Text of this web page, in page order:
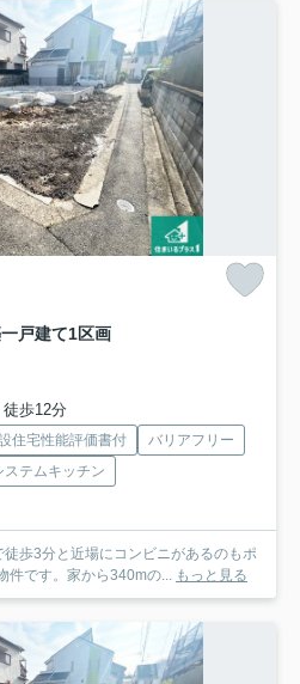
戸建て1区画
歩12分
住宅性能評価書付
バリアフリー
ステムキッチン
歩3分と近場にコンビニがあるのもポ
件です。家から340mの...
もっと見る